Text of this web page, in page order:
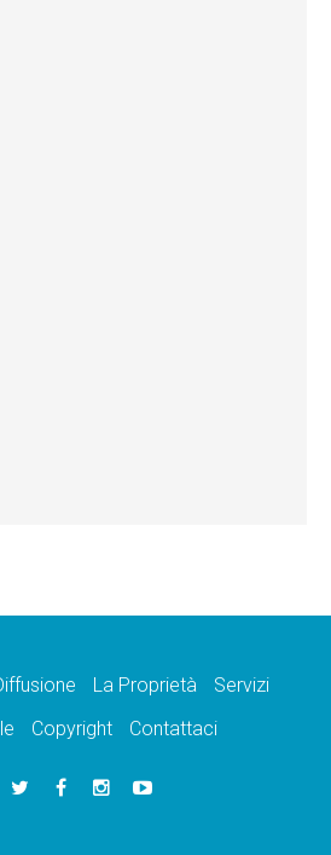
La Proprietà
Servizi
Copyright Contattaci